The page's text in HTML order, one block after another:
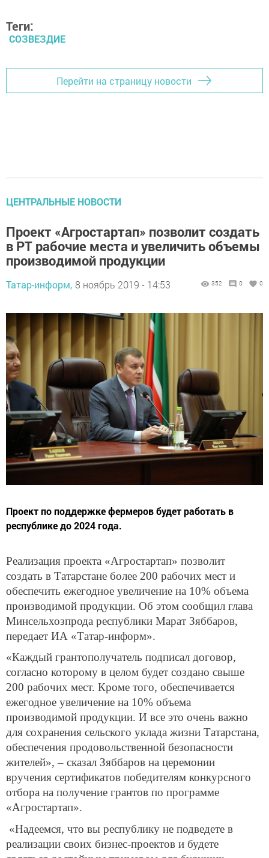
Теги:
СОЗВЕЗДИЕ
Перейти на страницу новости
ЦЕНТРАЛЬНЫЕ НОВОСТИ
Проект «Агростартап» позволит создать
в РТ рабочие места и увеличить объемы
производимой продукции
Татар-информ, 8 ноябрь 2019 - 14:53 352 0 0
Проект по поддержке фермеров будет работать в
республике до 2024 года.
Реализация проекта «Агростартап» позволит
создать в Татарстане более 200 рабочих мест и
обеспечить ежегодное увеличение на 10% объема
производимой продукции. Об этом сообщил глава
Минсельхозпрода республики Марат Зяббаров,
передает ИА «Татар-информ».
«Каждый грантополучатель подписал договор,
согласно которому в целом будет создано свыше
200 рабочих мест. Кроме того, обеспечивается
ежегодное увеличение на 10% объема
производимой продукции. И все это очень важно
для сохранения сельского уклада жизни Татарстана,
обеспечения продовольственной безопасности
жителей», – сказал Зяббаров на церемонии
вручения сертификатов победителям конкурсного
отбора на получение грантов по программе
«Агростартап».
«Надеемся, что вы республику не подведете в
реализации своих бизнес-проектов и будете